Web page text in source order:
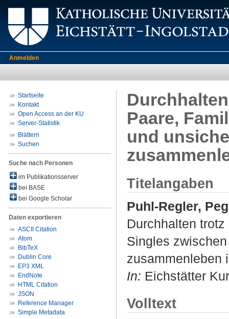
Anmelden
Startseite
Kontakt
Open Access an der KU
Server-Statistik
Blättern
Suchen
Suche nach Personen
im Publikationsserver
bei BASE
bei Google Scholar
Daten exportieren
ASCII Citation
Atom
BibTeX
Dublin Core
EP3 XML
EndNote
HTML Citation
JSON
Reference Manager
Simple Metadata
Paare,
und
Titelangaben
Puhl-Regler,
Durchhalten
Singles
zusammenleben
In: Eichstätter
Volltext